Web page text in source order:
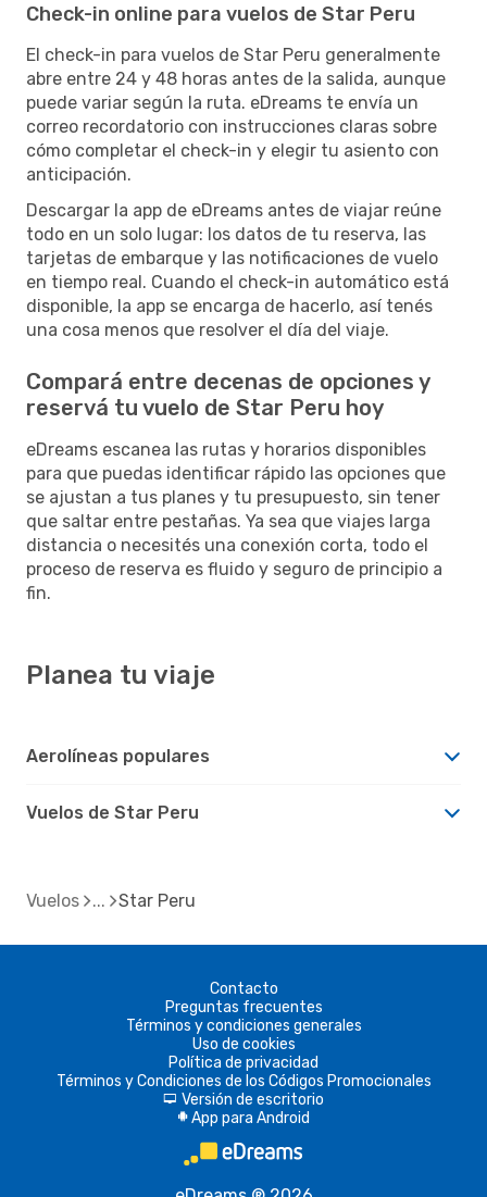
Check-in online para vuelos de Star Peru
El check-in para vuelos de Star Peru generalmente
abre entre 24 y 48 horas antes de la salida, aunque
puede variar según la ruta. eDreams te envía un
correo recordatorio con instrucciones claras sobre
cómo completar el check-in y elegir tu asiento con
anticipación.
Descargar la app de eDreams antes de viajar reúne
todo en un solo lugar: los datos de tu reserva, las
tarjetas de embarque y las notificaciones de vuelo
en tiempo real. Cuando el check-in automático está
disponible, la app se encarga de hacerlo, así tenés
una cosa menos que resolver el día del viaje.
Compará entre decenas de opciones y
reservá tu vuelo de Star Peru hoy
eDreams escanea las rutas y horarios disponibles
para que puedas identificar rápido las opciones que
se ajustan a tus planes y tu presupuesto, sin tener
que saltar entre pestañas. Ya sea que viajes larga
distancia o necesités una conexión corta, todo el
proceso de reserva es fluido y seguro de principio a
fin.
Planea tu viaje
Aerolíneas populares
Vuelos de Star Peru
Vuelos Star Peru
Contacto
Preguntas frecuentes
Términos y condiciones generales
Uso de cookies
Política de privacidad
Términos y Condiciones de los Códigos Promocionales
d Versión de escritorio
A App para Android